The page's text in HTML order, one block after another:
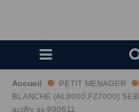
Accueil PETIT MENAGER
BLANCHE (AL8000,FZ7000) SEB
actifry ss-990611